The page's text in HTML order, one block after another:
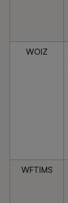
WOIZ
WFTIMS